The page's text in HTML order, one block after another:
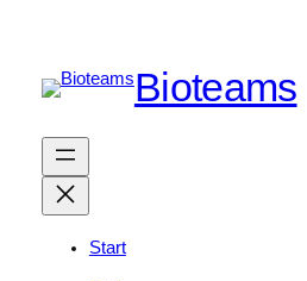
Bioteams
Start